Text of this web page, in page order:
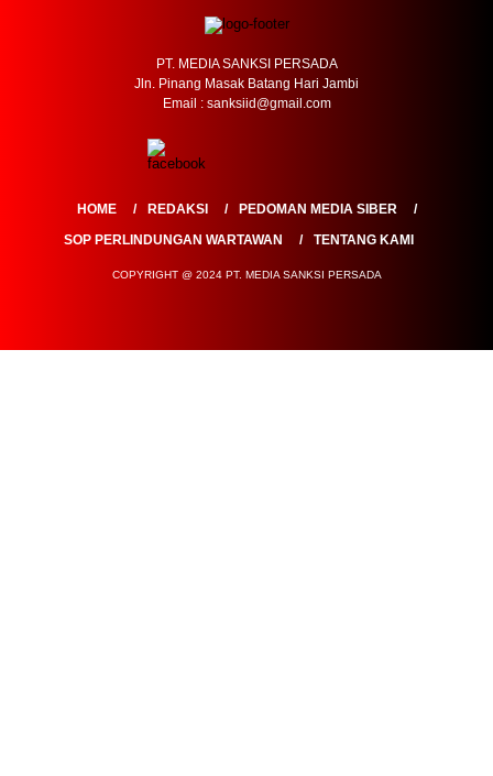
PT. MEDIA SANKSI PERSADA
Jln. Pinang Masak Batang Hari Jambi
Email : sanksiid@gmail.com
HOME REDAKSI
PEDOMAN MEDIA SIBER
SOP PERLINDUNGAN WARTAWAN
TENTANG KAMI